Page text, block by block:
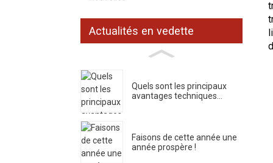
Actualités en vedette
Quels sont les principaux
avantages techniques...
Faisons de cette année une
année prospère !